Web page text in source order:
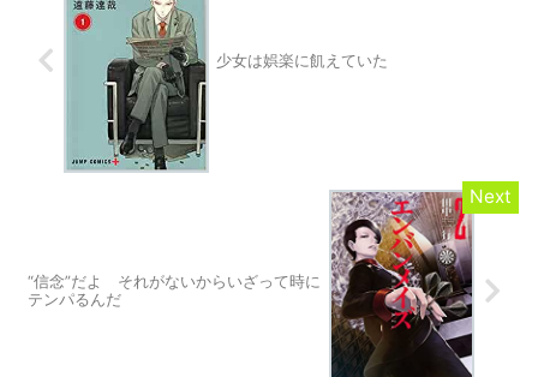
少女は娯楽に飢えていた
“信念”だよ それがないからいざって時に
テンパるんだ